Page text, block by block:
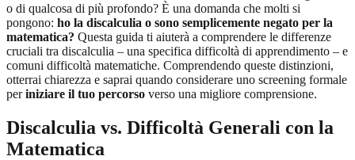
o di qualcosa di più profondo? È una domanda che molti si
pongono: ho la discalculia o sono semplicemente negato per la
matematica? Questa guida ti aiuterà a comprendere le differenze
cruciali tra discalculia – una specifica difficoltà di apprendimento – e
comuni difficoltà matematiche. Comprendendo queste distinzioni,
otterrai chiarezza e saprai quando considerare uno screening formale
periniziare il tuo percorso verso una migliore comprensione.
Discalculia vs. Difficoltà Generali con la
Matematica